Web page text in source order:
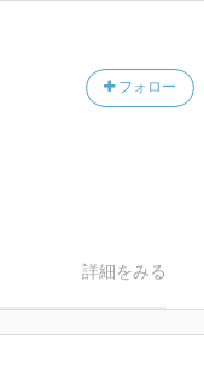
フォロー
詳細をみる